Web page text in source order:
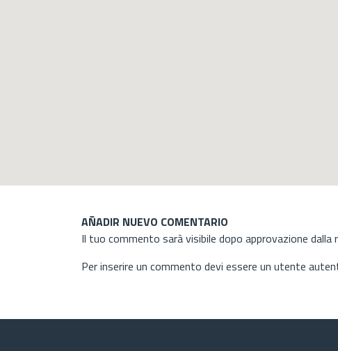
AÑADIR NUEVO COMENTARIO
Il tuo commento sarà visibile dopo approvazione dalla
Per inserire un commento devi essere un utente